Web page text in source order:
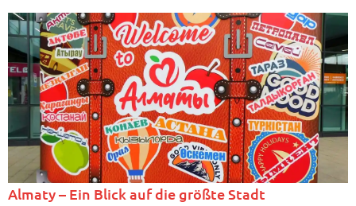
Almaty – Ein Blick auf die größte Stadt